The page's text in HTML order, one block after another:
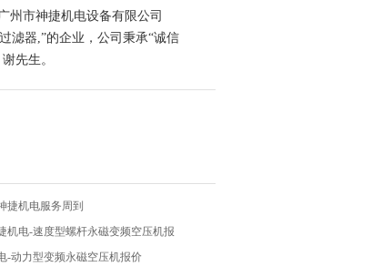
州市神捷机电设备有限公司
滤器,”的企业，公司秉承“诚信
先生。
捷机电服务周到
机电-速度型螺杆永磁变频空压机报
-动力型变频永磁空压机报价